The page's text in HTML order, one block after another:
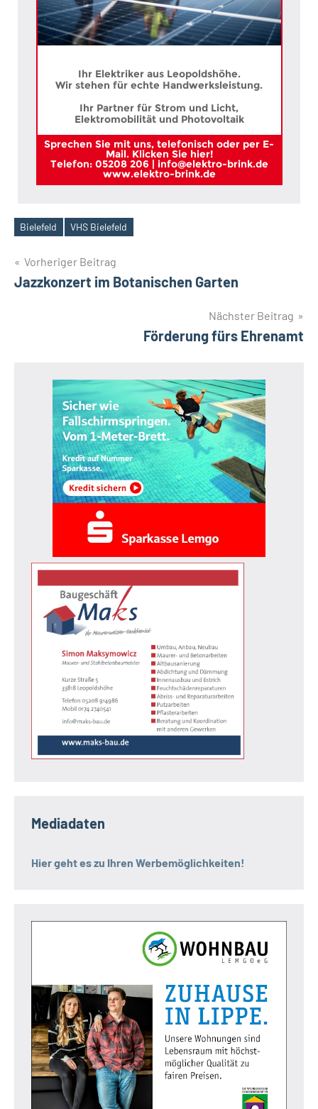
Ihr Elektriker aus Leopoldshöhe.
Wir stehen für echte Handwerksleistung.
Ihr Partner für Strom und Licht,
Elektromobilität und Photovoltaik
Sprechen Sie mit uns, telefonisch oder per E-
Mail. Klicken Sie hier!
Telefon: 05208 206 | info@elektro-brink.de
www.elektro-brink.de
Schlagwörter
Bielefeld VHS Bielefeld
Beitragsnavigation
Vorheriger Beitrag
Jazzkonzert im Botanischen Garten
Nächster Beitrag
Förderung fürs Ehrenamt
Mediadaten
Hier geht es zu Ihren Werbemöglichkeiten!